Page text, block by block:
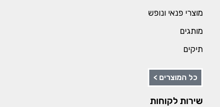
מוצרי פנאי ונופש
מותגים
תיקים
כל המוצרים >
שירות לקוחות